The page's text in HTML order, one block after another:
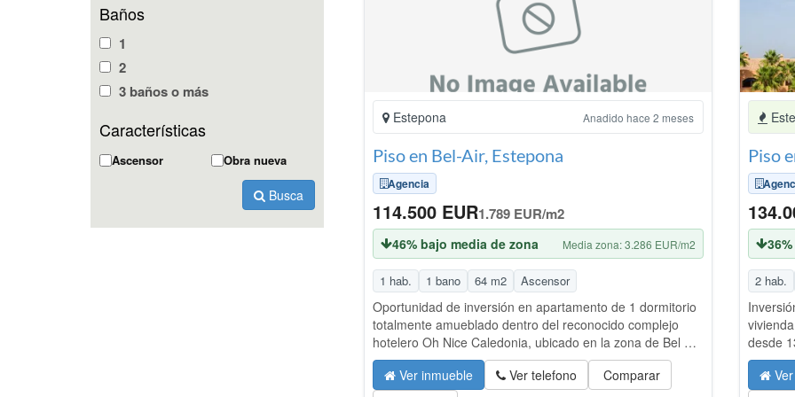
Baños
1
2
3 baños o más
Características
Ascensor Obra nueva
Busca
no se
15.06
sólo
Zonas
salón
bailes,
en un
Costa
Banús,
Estepona Anadido hace 2 meses
Piso en Bel-Air, Estepona
Agencia
114.500 EUR1.789 EUR/m2
46% bajo media de zona Media zona: 3.286 EUR/m2
1 hab. 1 bano 64 m2 Ascensor
Oportunidad de inversión en apartamento de 1 dormitorio
totalmente amueblado dentro del reconocido complejo
hotelero Oh Nice Caledonia, ubicado en la zona de Bel Air
– Benahavís, en plena Nueva Milla de Oro. La propiedad
forma parte de un resort de 4 estrellas con servicios
Ver inmueble Ver telefono
Comparar
2 hab.
desde
Usted